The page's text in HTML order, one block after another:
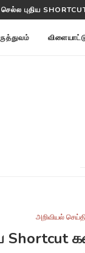
NISAR பூமி
அறிவியல்
Shortcut